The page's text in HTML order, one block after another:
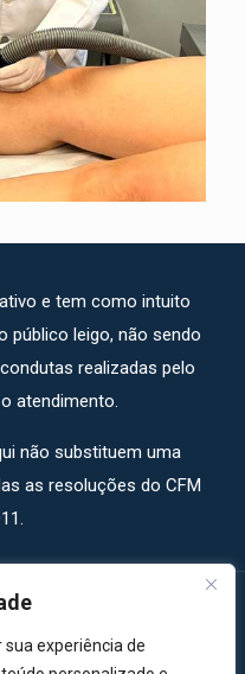
experiência de
e tem como intuito
público leigo, não sendo
realizadas pelo
atendimento.
não substituem uma
as resoluções do CFM